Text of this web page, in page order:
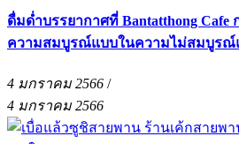
ดื่มด่ำบรรยากาศที่ Bantatthong
ความสมบูรณ์แบบในความไม่สมบูรณ์
4 มกราคม 2566 /
4 มกราคม 2566